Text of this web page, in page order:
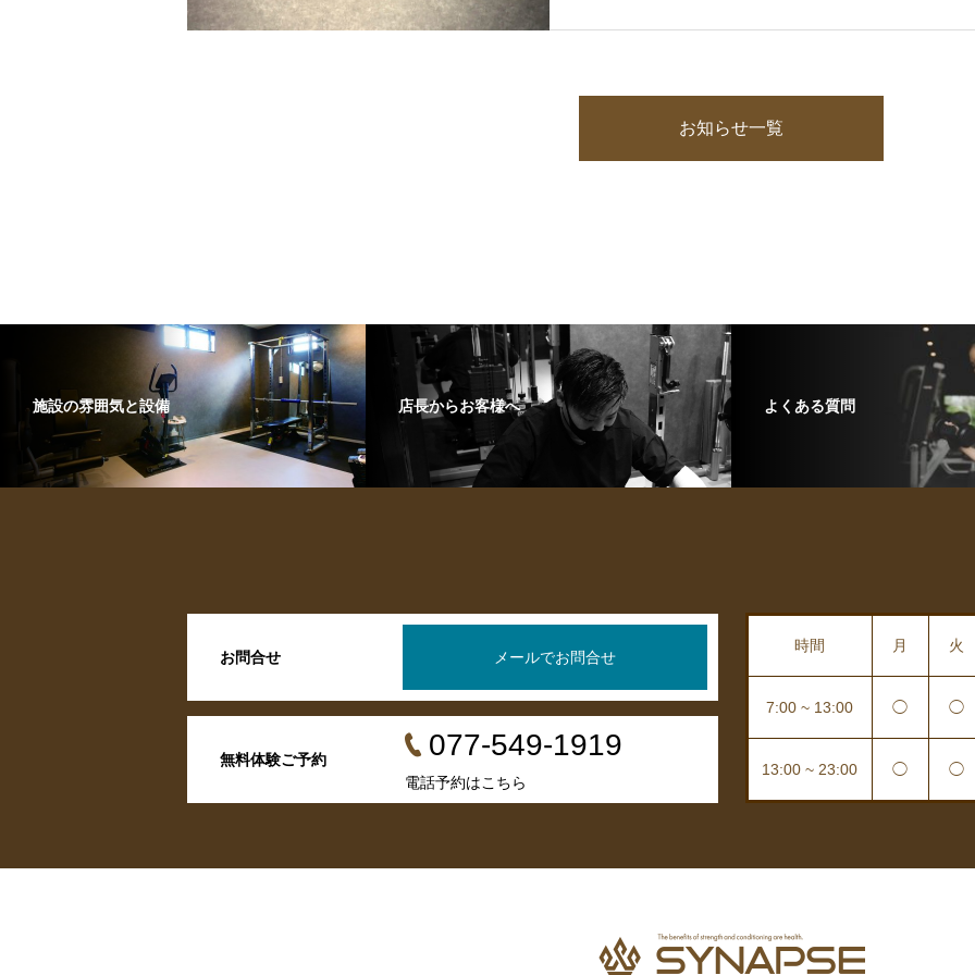
お知らせ一覧
施設の雰囲気と設備 店長からお客様へ よくある質問
お問合せ メールでお問合せ
無料体験ご予約 077-549-1919
電話予約はこちら
時間 月 火
7:00 ~ 13:00 ◯ ◯
13:00 ~ 23:00 ◯ ◯